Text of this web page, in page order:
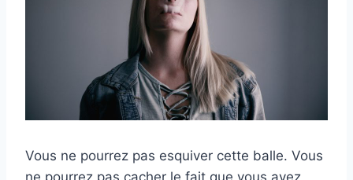
Vous ne pourrez pas esquiver cette balle. Vous